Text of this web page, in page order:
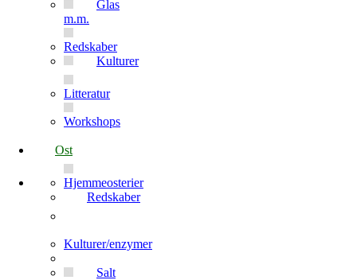
Glas
m.m.
Redskaber
Kulturer
Litteratur
Workshops
Ost
Hjemmeosterier
Redskaber
Kulturer/enzymer
Salt